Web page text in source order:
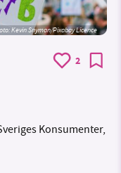
Kevin Snyman/Pixabay Licence
2
Konsumenter,